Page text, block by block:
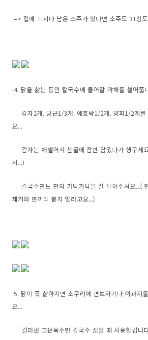
=> 집에 드시다 남은 소주가 있다면 소주도 3T정
4. 닭을 삶는 동안 칼국수에 들어갈 야채를 썰어줍
감자2개. 당근1/3개. 애호박1/2개. 양파1/2개를
요...
감자는 채썰어서 찬물에 잠깐 담궜다가 헹구세
서...)
칼국수면도 면의 가닥가닥을 잘 털어주셔요...(
제거와 면끼리 붙지 말라고요...)
5. 닭이 푹 삶아지면 소쿠리에 면보자기나 여과지
요...
걸러낸 고운육수만 칼국수 삶을 때 사용할겁니